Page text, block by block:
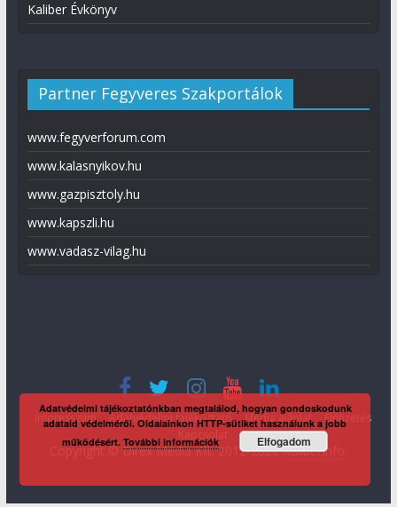
Kaliber Évkönyv
Partner Fegyveres Szakportálok
www.fegyverforum.com
www.kalasnyikov.hu
www.gazpisztoly.hu
www.kapszli.hu
www.vadasz-vilag.hu
Impresszum Adatvédelmi tájékoztató Média ajánlat
Előfizetés
Kapcsolat
Copyright © Direx Média Kft. 2012-2026KaliberInfo
Adatvédelmi tájékoztatónkban megtalálod, hogyan gondoskodunk
adataid védelméről. Oldalainkon HTTP-sütiket használunk a jobb
működésért.További információk Elfogadom